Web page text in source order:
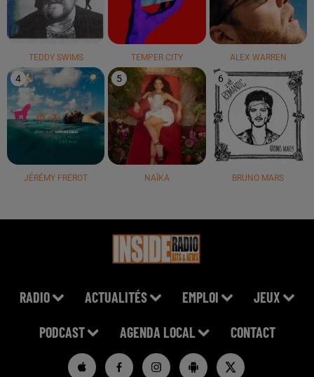
TEDDY SWIMS TEMPER CITY ALEX WARREN
4
JÉRÉMY FREROT
5
NAÏKA
6
BRUNO MARS
RADIO ACTUALITÉS EMPLOI JEUX
PODCAST AGENDA LOCAL CONTACT